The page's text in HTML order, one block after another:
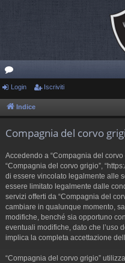
or
u
Login Iscriviti
Indice
Compagnia del corvo
Accedendo a “Compagnia del corvo
“Compagnia del corvo grigio”,
di essere vincolato legalmente alle
essere limitato legalmente dalle
servizi offerti da “Compagnia del
cambiare in qualunque momento,
modifiche, benché sia opportuno
eventuali modifiche, dato che l’uso
implica la completa accettazione
“Compagnia del corvo grigio”